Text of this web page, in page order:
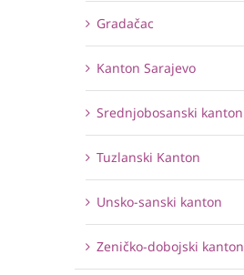
Gradačac
Kanton Sarajevo
Srednjobosanski kanton
Tuzlanski Kanton
Unsko-sanski kanton
Zeničko-dobojski kanton